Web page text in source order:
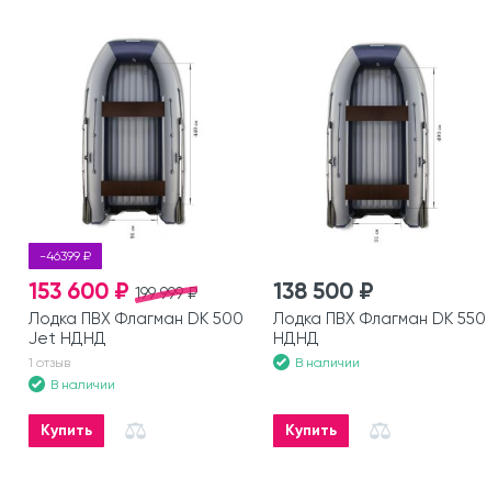
-46399 ₽
199 999 ₽
153 600 ₽
Лодка ПВХ Флагман DK 500
Jet НДНД
1 отзыв
В наличии
Купить
138 500 ₽
Лодка ПВХ Флагман DK 550
НДНД
В наличии
Купить